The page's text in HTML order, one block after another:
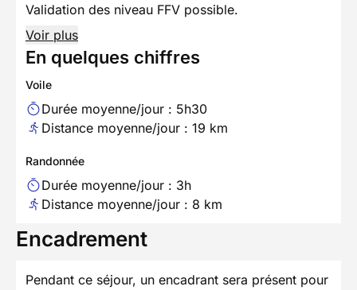
Validation des niveau FFV possible.
Voir plus
En quelques chiffres
Voile
Durée moyenne/jour : 5h30
Distance moyenne/jour : 19 km
Randonnée
Durée moyenne/jour : 3h
Distance moyenne/jour : 8 km
Encadrement
Pendant ce séjour, un encadrant sera présent pour